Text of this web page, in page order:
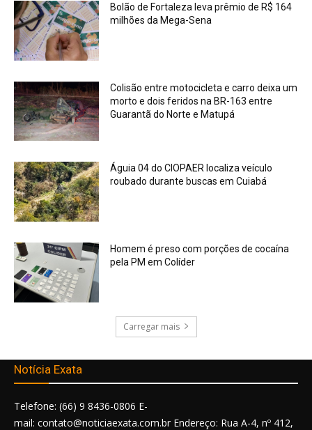
Bolão de Fortaleza leva prêmio de R$ 164
milhões da Mega-Sena
Colisão entre motocicleta e carro deixa um
morto e dois feridos na BR-163 entre
Guarantã do Norte e Matupá
Águia 04 do CIOPAER localiza veículo
roubado durante buscas em Cuiabá
Homem é preso com porções de cocaína
pela PM em Colíder
Carregar mais
Notícia Exata
Telefone: (66) 9 8436-0806 E-
mail: contato@noticiaexata.com.br Endereço: Rua A-4, nº 412,